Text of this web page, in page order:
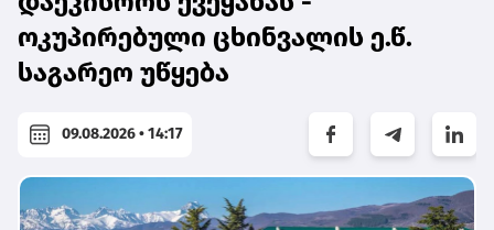
ოკუპირებული ცხინვალის ე.წ.
საგარეო უწყება
09.08.2026 • 14:17